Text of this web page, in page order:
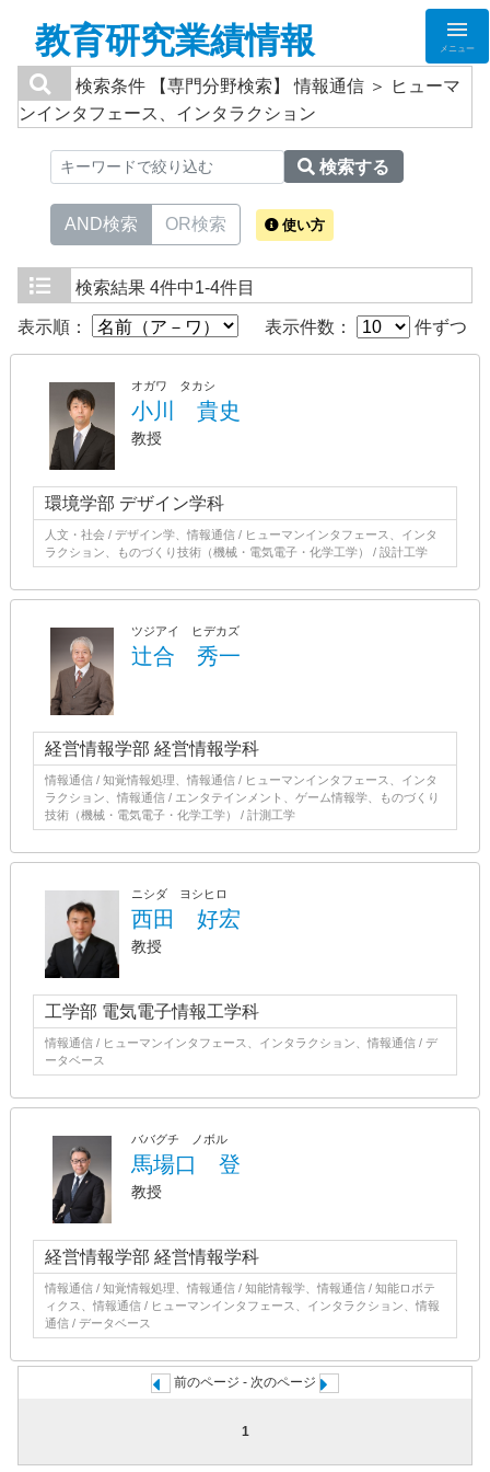
教育研究業績情報 メニュー
検索条件
【専門分野検索】 情報通信 ＞ ヒューマ
ンインタフェース、インタラクション
検索する
AND検索 OR検索 使い方
検索結果 4件中1-4件目
表示順： 表示件数： 件ずつ
オガワ タカシ
小川 貴史
教授
環境学部 デザイン学科
人文・社会 / デザイン学、情報通信 / ヒューマンインタフェース、インタ
ラクション、ものづくり技術（機械・電気電子・化学工学） / 設計工学
ツジアイ ヒデカズ
辻合 秀一
経営情報学部 経営情報学科
情報通信 / 知覚情報処理、情報通信 / ヒューマンインタフェース、インタ
ラクション、情報通信 / エンタテインメント、ゲーム情報学、ものづくり
技術（機械・電気電子・化学工学） / 計測工学
ニシダ ヨシヒロ
西田 好宏
教授
工学部 電気電子情報工学科
情報通信 / ヒューマンインタフェース、インタラクション、情報通信 / デ
ータベース
ババグチ ノボル
馬場口 登
教授
経営情報学部 経営情報学科
情報通信 / 知覚情報処理、情報通信 / 知能情報学、情報通信 / 知能ロボテ
ィクス、情報通信 / ヒューマンインタフェース、インタラクション、情報
通信 / データベース
前のページ - 次のページ
1